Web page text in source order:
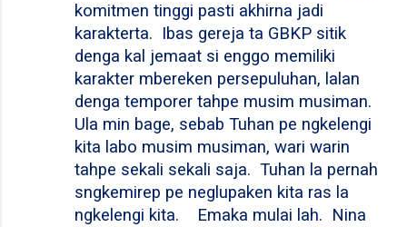
komitmen tinggi pasti akhirna jadi
karakterta. Ibas gereja ta GBKP sitik
denga kal jemaat si enggo memiliki
karakter mbereken persepuluhan, lalan
denga temporer tahpe musim musiman.
Ula min bage, sebab Tuhan pe ngkelengi
kita labo musim musiman, wari warin
tahpe sekali sekali saja. Tuhan la pernah
sngkemirep pe neglupaken kita ras la
ngkelengi kita.
Emaka mulai lah. Nina